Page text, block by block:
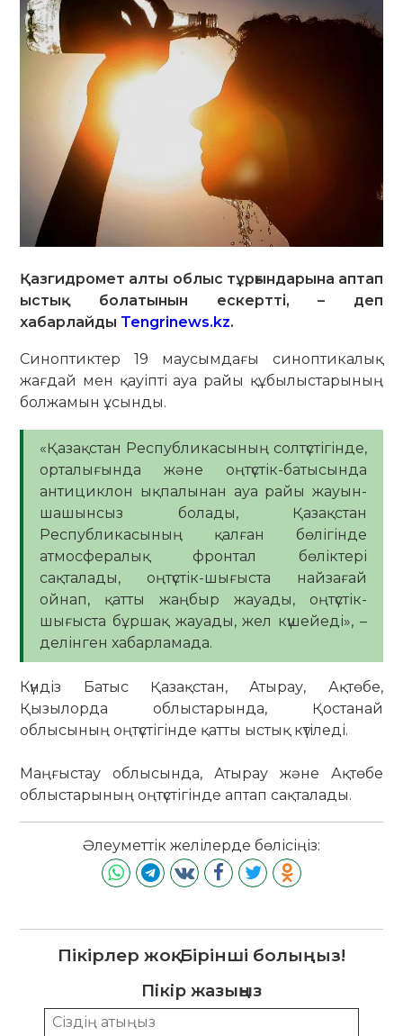
Қазгидромет алты облыс тұрғындарына аптап
ыстық болатынын ескертті, – деп
хабарлайды Tengrinews.kz.
Синоптиктер 19 маусымдағы синоптикалық
жағдай мен қауіпті ауа райы құбылыстарының
болжамын ұсынды.
«Қазақстан Республикасының солтүстігінде,
орталығында және оңтүстік-батысында
антициклон ықпалынан ауа райы жауын-
шашынсыз болады, Қазақстан
Республикасының қалған бөлігінде
атмосфералық фронтал бөліктері
сақталады, оңтүстік-шығыста найзағай
ойнап, қатты жаңбыр жауады, оңтүстік-
шығыста бұршақ жауады, жел күшейеді», –
делінген хабарламада.
Күндіз Батыс Қазақстан, Атырау, Ақтөбе,
Қызылорда облыстарында, Қостанай
облысының оңтүстігінде қатты ыстық күтіледі.
Маңғыстау облысында, Атырау және Ақтөбе
облыстарының оңтүстігінде аптап сақталады.
Әлеуметтік желілерде бөлісіңіз:
Пікірлер жоқ. Бірінші болыңыз!
Пікір жазыңыз